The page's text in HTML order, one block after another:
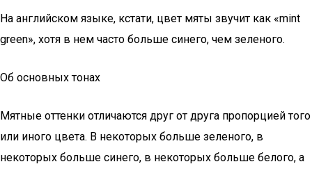
На английском языке, кстати, цвет мяты звучит как «mint
green», хотя в нем часто больше синего, чем зеленого.
Об основных тонах
Мятные оттенки отличаются друг от друга пропорцией того
или иного цвета. В некоторых больше зеленого, в
некоторых больше синего, в некоторых больше белого, а